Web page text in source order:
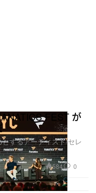
FEST が
するアーティスト/セレ
584 0